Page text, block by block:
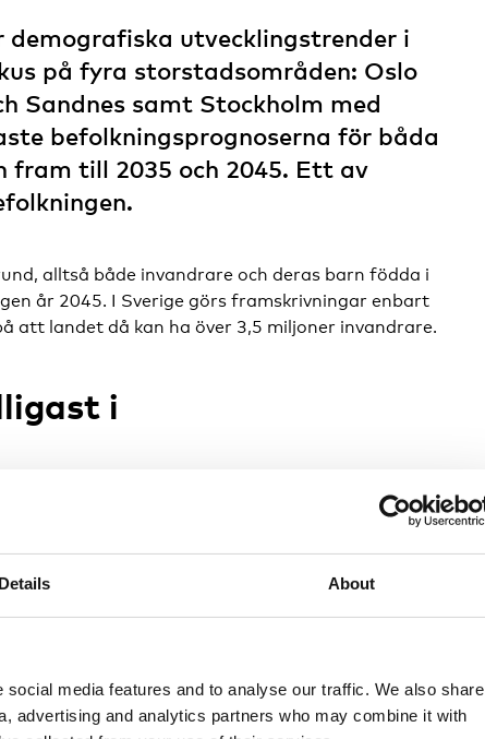
Details About
media features and to analyse our traffic. We also share
advertising and analytics partners who may combine it with
demografiska utvecklingstrender i
på fyra storstadsområden: Oslo
Sandnes samt Stockholm med
befolkningsprognoserna för båda
till 2035 och 2045. Ett av
alltså både invandrare och deras barn födda i
år 2045. I Sverige görs framskrivningar enbart
att landet då kan ha över 3,5 miljoner invandrare.
i
tydligast i storstäderna där invandrarbefolkningen
här som naturliga knutpunkter för både
arbetskraft och kulturell mångfald möts
invandrarbakgrund år 2025, varav 24,5